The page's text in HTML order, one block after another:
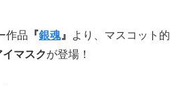
作品 『銀魂』
より、マスコット的
マスクが登場！